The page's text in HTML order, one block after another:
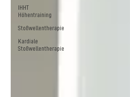
IHHT
Höhentraining
Stoßwellentherapie
Kardiale
Stoßwellentherapie